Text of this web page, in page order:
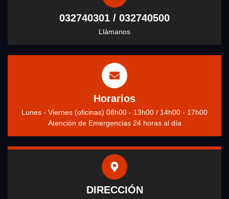
032740301 / 032740500
Llámanos
Horarios
Lunes - Viernes (oficinas) 08h00 - 13h00 / 14h00 - 17h00
Atención de Emergencias 24 horas al día
DIRECCIÓN